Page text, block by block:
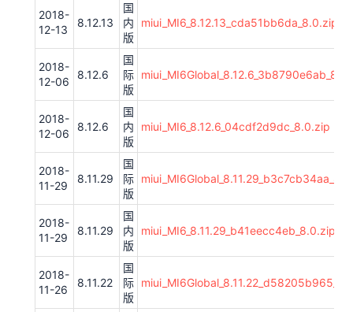
2018-
12-13
8.12.13
国
内
版
miui_MI6_8.12.13_cda51bb6da_8.0.zip
2018-
12-06
8.12.6
国
际
版
2018-
12-06
8.12.6
国
内
版
miui_MI6_8.12.6_04cdf2d9dc_8.0.zip
2018-
11-29
8.11.29
国
际
版
2018-
11-29
8.11.29
国
内
版
miui_MI6_8.11.29_b41eecc4eb_8.0.zip
2018-
11-26
8.11.22
国
际
版